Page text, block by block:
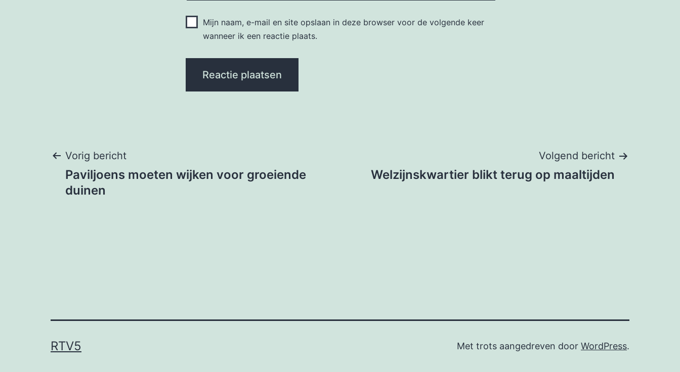
Mijn naam, e-mail en site opslaan in deze browser voor de volgende keer
wanneer ik een reactie plaats.
Bericht
navigatie
Vorig bericht
Paviljoens moeten wijken voor groeiende
duinen
Volgend bericht
Welzijnskwartier blikt terug op maaltijden
RTV5 Met trots aangedreven door WordPress.